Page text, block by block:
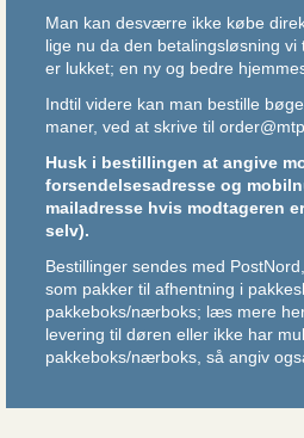
Man kan desværre ikke købe
lige nu da den betalingsløsning
er lukket; en ny og bedre
Indtil videre kan man bestille
maner, ved at skrive til
Husk i bestillingen at angive
forsendelsesadresse og
mailadresse hvis modtageren
selv).
Bestillinger sendes med
som pakker til afhentning i
pakkeboks/nærboks; læs mere her
levering til døren eller ikke har
pakkeboks/nærboks, så angiv